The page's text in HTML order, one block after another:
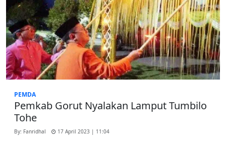
PEMDA
Pemkab Gorut Nyalakan Lamput Tumbilo
Tohe
By: Fanridhal 17 April 2023 | 11:04